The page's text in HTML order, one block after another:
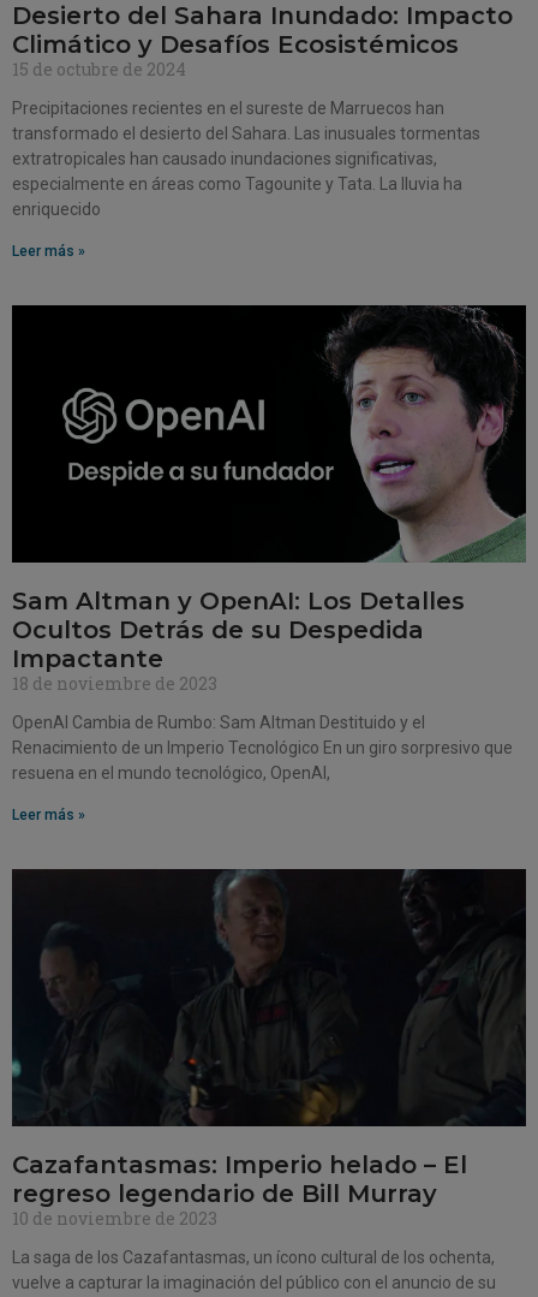
Desierto del Sahara Inundado: Impacto
Climático y Desafíos Ecosistémicos
15 de octubre de 2024
Precipitaciones recientes en el sureste de Marruecos han
transformado el desierto del Sahara. Las inusuales tormentas
extratropicales han causado inundaciones significativas,
especialmente en áreas como Tagounite y Tata. La lluvia ha
enriquecido
Leer más »
Sam Altman y OpenAI: Los Detalles
Ocultos Detrás de su Despedida
Impactante
18 de noviembre de 2023
OpenAI Cambia de Rumbo: Sam Altman Destituido y el
Renacimiento de un Imperio Tecnológico En un giro sorpresivo que
resuena en el mundo tecnológico, OpenAI,
Leer más »
Cazafantasmas: Imperio helado – El
regreso legendario de Bill Murray
10 de noviembre de 2023
La saga de los Cazafantasmas, un ícono cultural de los ochenta,
vuelve a capturar la imaginación del público con el anuncio de su